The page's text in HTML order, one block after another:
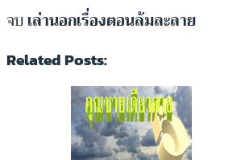
จบเล่านอกเรื่องตอนล้มละลาย
Related Posts: